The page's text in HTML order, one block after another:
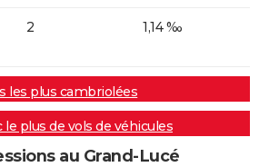
2 1,14 ‰
les plus cambriolées
le plus de vols de véhicules
au Grand-Lucé